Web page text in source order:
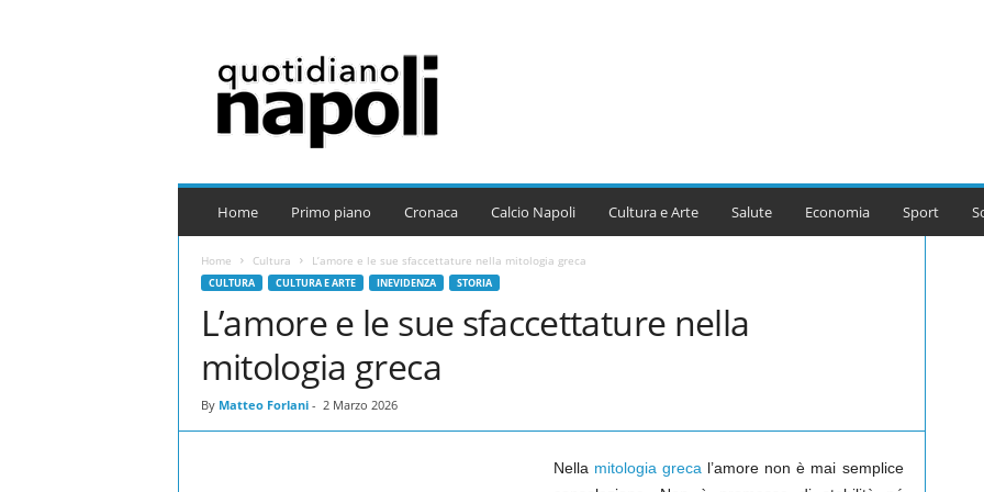
i
n
Home Primo piano Cronaca Calcio Napoli Cultura e Arte Salute Economia Sport
Home Cultura L’amore e le sue sfaccettature nella mitologia greca
CULTURA CULTURA E ARTE INEVIDENZA STORIA
L’amore e le sue sfaccettature nella
mitologia greca
By Matteo Forlani- 2 Marzo 2026
Nella mitologia greca l’amore non è mai semplice